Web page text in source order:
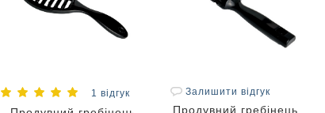
1 відгук Залишити відгук
Продувний гребінець